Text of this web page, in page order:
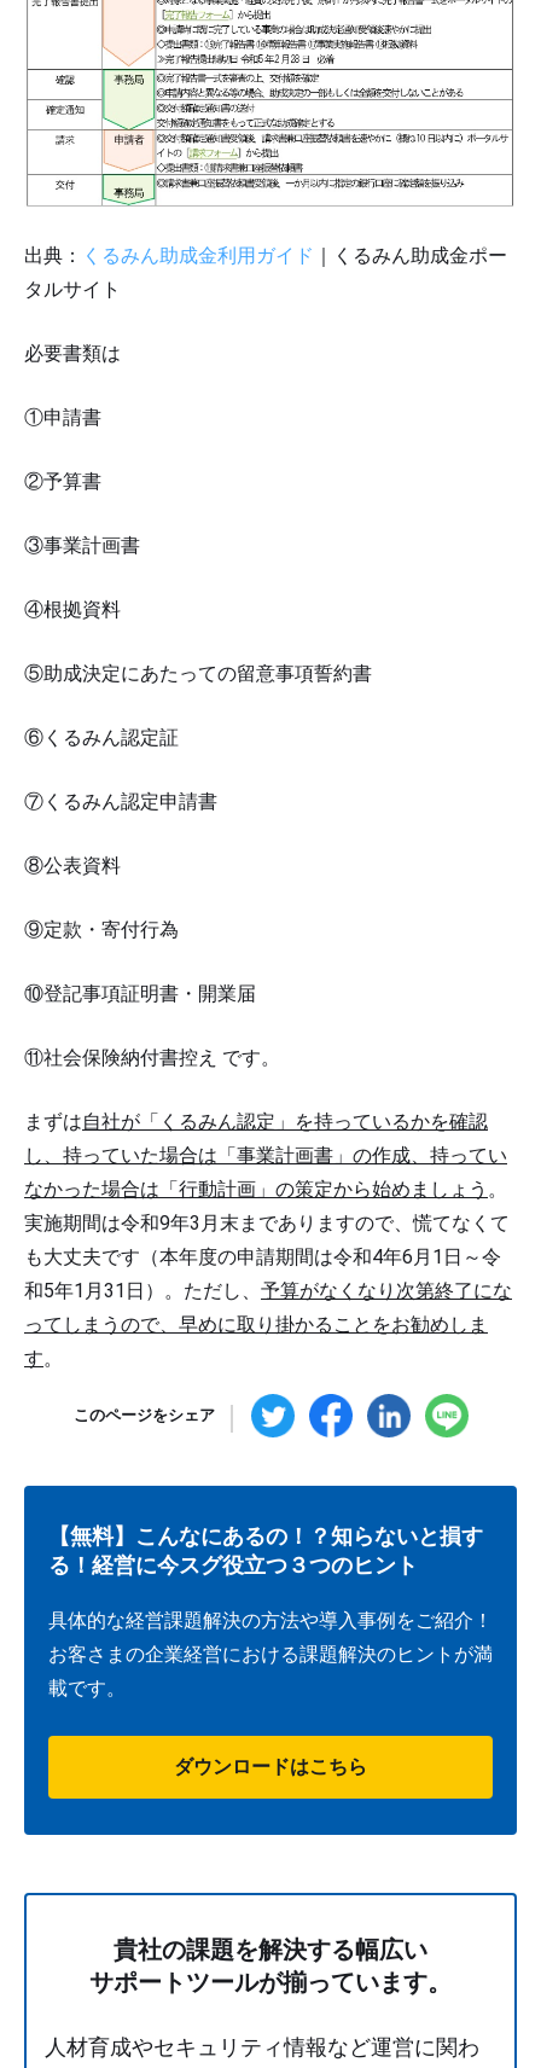
出典： くるみん助成金利用ガイド ｜くるみん助成金ポー
タルサイト
必要書類は
①申請書
②予算書
③事業計画書
④根拠資料
⑤助成決定にあたっての留意事項誓約書
⑥くるみん認定証
⑦くるみん認定申請書
⑧公表資料
⑨定款・寄付行為
⑩登記事項証明書・開業届
⑪社会保険納付書控え です。
まずは自社が「くるみん認定」を持っているかを確認
し、持っていた場合は「事業計画書」の作成、持ってい
なかった場合は「行動計画」の策定から始めましょう 。
実施期間は令和9年3月末までありますので、慌てなくて
も大丈夫です（本年度の申請期間は令和4年6月1日～令
和5年1月31日）。ただし、 予算がなくなり次第終了にな
ってしまうので、早めに取り掛かることをお勧めしま
す。
このページをシェア
【無料】こんなにあるの！？知らないと損す
る！経営に今スグ役立つ３つのヒント
具体的な経営課題解決の方法や導入事例をご紹介！
お客さまの企業経営における課題解決のヒントが満
載です。
ダウンロードはこちら
貴社の課題を解決する幅広い
サポートツールが揃っています。
人材育成やセキュリティ情報など運営に関わ